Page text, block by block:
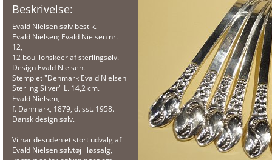
Beskrivelse:
Evald Nielsen sølv bestik.
Evald Nielsen; Evald Nielsen nr.
12,
12 bouillonskeer af sterlingsølv.
Design Evald Nielsen.
Stemplet "Denmark Evald Nielsen
Sterling Silver" L. 14,2 cm.
Evald Nielsen,
f. Danmark, 1879, d. sst. 1958.
Dansk design sølv.
Vi har desuden et stort udvalg af
Evald Nielsen sølvtøj i løssalg,